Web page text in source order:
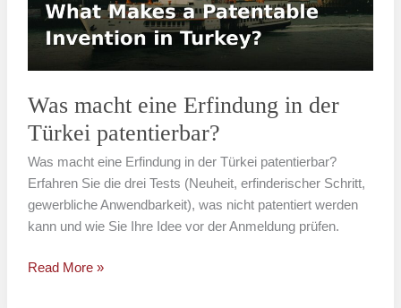
Was macht eine Erfindung in der
Türkei patentierbar?
Was macht eine Erfindung in der Türkei patentierbar?
Erfahren Sie die drei Tests (Neuheit, erfinderischer Schritt,
gewerbliche Anwendbarkeit), was nicht patentiert werden
kann und wie Sie Ihre Idee vor der Anmeldung prüfen.
der
Türkei
patentierbar?
Read More »